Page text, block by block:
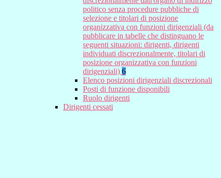
politico senza procedure pubbliche di
selezione e titolari di posizione
organizzativa con funzioni dirigenziali (da
pubblicare in tabelle che distinguano le
seguenti situazioni: dirigenti, dirigenti
individuati discrezionalmente, titolari di
posizione organizzativa con funzioni
dirigenziali) 6
Elenco posizioni dirigenziali discrezionali
Posti di funzione disponibili
Ruolo dirigenti
Dirigenti cessati